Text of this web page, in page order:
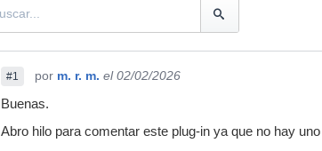
#1 por m. r. m. el 02/02/2026
Buenas.
Abro hilo para comentar este plug-in ya que no hay